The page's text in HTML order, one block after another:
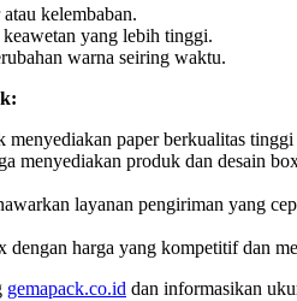
kelembaban.
yang lebih tinggi.
warna seiring waktu.
paper berkualitas
menyediakan produk dan desain
layanan pengiriman yang
dengan harga yang kompetitif dan
gemapack.co.id dan informasikan